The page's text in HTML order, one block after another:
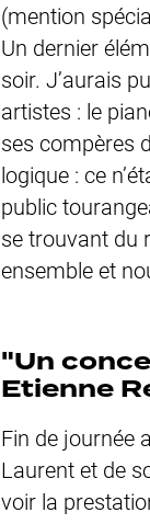
(mention
Un dernier
soir. J’aurais
artistes : le
ses compères
logique : ce
public
se trouvant du
ensemble et
"Un
Etienne
Fin de journée
Laurent et de
voir la